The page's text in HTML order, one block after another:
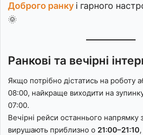
Доброго ранку і гарного
🌞
Ранкові та вечірні
Якщо потрібно дістатись на роботу
08:00, найкраще виходити на
07:00.
Вечірні рейси останнього напрямку
вирушають приблизно о 21:00–21:10